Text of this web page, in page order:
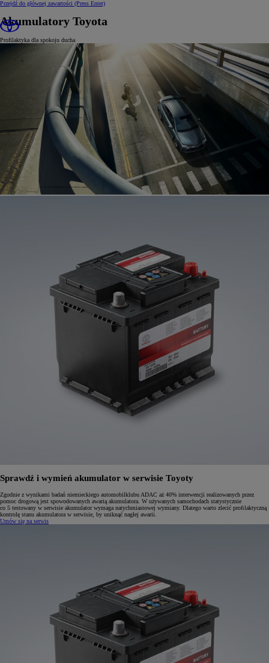
Przejdź do głównej zawartości (Press Enter)
Akumulatory Toyota
Profilaktyka dla spokoju ducha
Sprawdź i wymień akumulator w serwisie Toyoty
Zgodnie z wynikami badań niemieckiego automobilklubu ADAC aż 40% interwencji realizowanych przez
pomoc drogową jest spowodowanych awarią akumulatora. W używanych samochodach statystycznie
co 5 testowany w serwisie akumulator wymaga natychmiastowej wymiany. Dlatego warto zlecić proﬁlaktyczną
kontrolę stanu akumulatora w serwisie, by uniknąć nagłej awarii.
Umów się na serwis